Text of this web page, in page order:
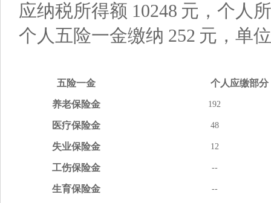
应纳税所得额 10248 元，个人
个人五险一金缴纳 252 元，单
五险一金 个人应缴部分
养老保险金 192
医疗保险金 48
失业保险金 12
工伤保险金 --
生育保险金 --